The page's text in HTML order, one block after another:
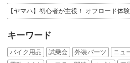
【ヤマハ】初心者が主役！ オフロード体
キーワード
バイク用品 試乗会 外装パーツ ニュ